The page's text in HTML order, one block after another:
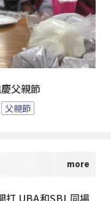
父親節
父親節
打 UBA和SBL同場